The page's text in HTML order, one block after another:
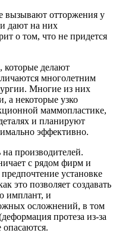
вызывают отторжения у
дают на них
о том, что не придется
делают
многолетним
Многие из них
а некоторые узко
маммопластике,
и планируют
эффективно.
производителей.
с рядом фирм и
установке
это позволяет создавать
имплант, и
осложнений, в том
протеза из-за